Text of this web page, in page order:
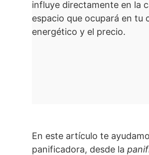
influye directamente en la
espacio que ocupará en tu
energético y el precio.
En este artículo te
panificadora, desde la